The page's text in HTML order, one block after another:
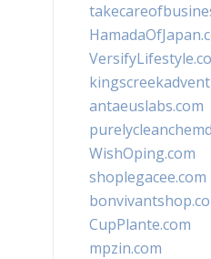
antaeuslabs.com
WishOping.com
shoplegacee.com
CupPlante.com
mpzin.com